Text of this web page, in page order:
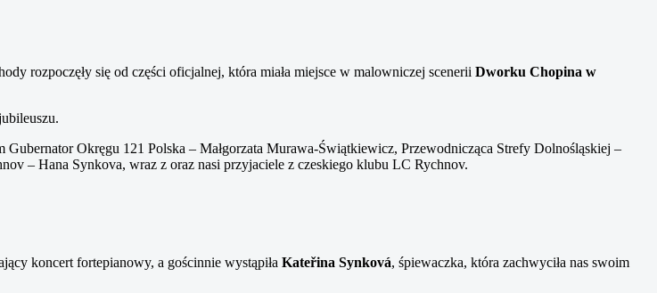
rozpoczęły się od części oficjalnej, która miała miejsce w malowniczej scenerii Dworku Chopina w
Okręgu 121 Polska – Małgorzata Murawa-Świątkiewicz, Przewodnicząca Strefy Dolnośląskiej –
– Hana Synkova, wraz z oraz nasi przyjaciele z czeskiego klubu LC Rychnov.
koncert fortepianowy, a gościnnie wystąpiła Kateřina Synková, śpiewaczka, która zachwyciła nas swoim